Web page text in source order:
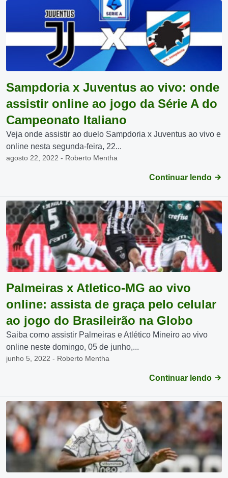
Sampdoria x Juventus ao vivo: onde
assistir online ao jogo da Série A do
Campeonato Italiano
Veja onde assistir ao duelo Sampdoria x Juventus ao vivo e
online nesta segunda-feira, 22...
agosto 22, 2022 - Roberto Mentha
Continuar lendo
Palmeiras x Atletico-MG ao vivo
online: assista de graça pelo celular
ao jogo do Brasileirão na Globo
Saiba como assistir Palmeiras e Atlético Mineiro ao vivo
online neste domingo, 05 de junho,...
junho 5, 2022 - Roberto Mentha
Continuar lendo